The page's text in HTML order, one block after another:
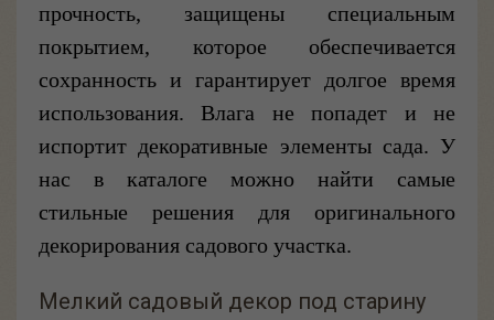
прочность, защищены специальным
покрытием, которое обеспечивается
сохранность и гарантирует долгое время
использования. Влага не попадет и не
испортит декоративные элементы сада. У
нас в каталоге можно найти самые
стильные решения для оригинального
декорирования садового участка.
Мелкий садовый декор под старину